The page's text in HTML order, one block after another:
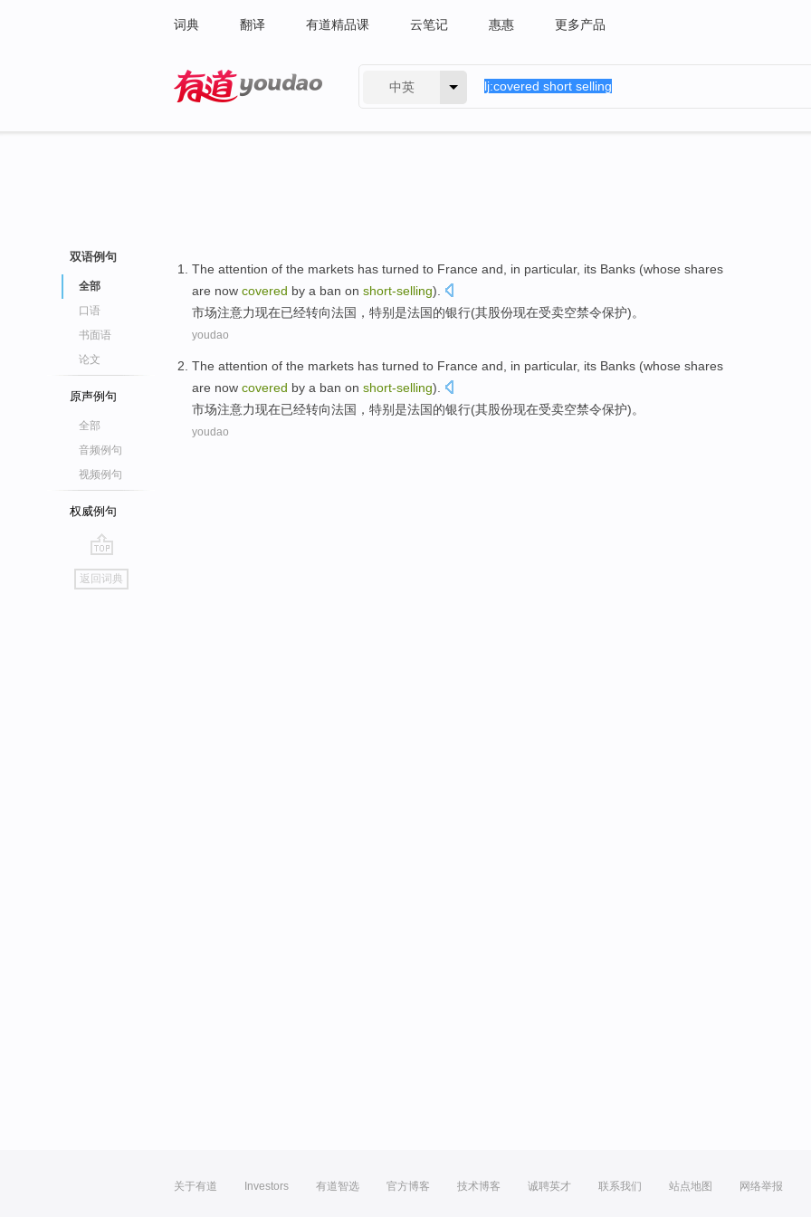
词典 翻译 有道精品课 云笔记 惠惠 更多产品
中英
双语例句
全部
口语
书面语
论文
原声例句
全部
音频例句
视频例句
权威例句
go
top
返回词典
The attention of the markets has turned to France and, in particular, its Banks (whose shares
are now covered by a ban on short-selling).
市场注意力现在已经转向法国 ， 特别是法国的银行(其股份现在受卖空禁令保护)。
youdao
The attention of the markets has turned to France and, in particular, its Banks (whose shares
are now covered by a ban on short-selling).
市场注意力现在已经转向法国 ， 特别是法国的银行(其股份现在受卖空禁令保护)。
youdao
关于有道 Investors 有道智选 官方博客 技术博客 诚聘英才 联系我们 站点地图 网络举报